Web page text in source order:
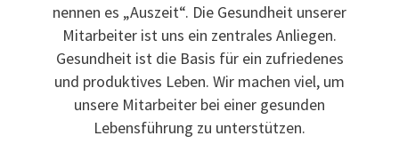
nennen es „Auszeit“. Die Gesundheit unserer
Mitarbeiter ist uns ein zentrales Anliegen.
Gesundheit ist die Basis für ein zufriedenes
und produktives Leben. Wir machen viel, um
unsere Mitarbeiter bei einer gesunden
Lebensführung zu unterstützen.